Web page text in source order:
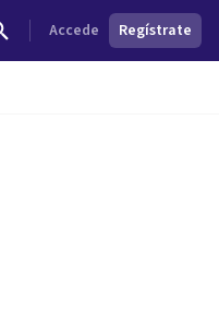
Accede Regístrate